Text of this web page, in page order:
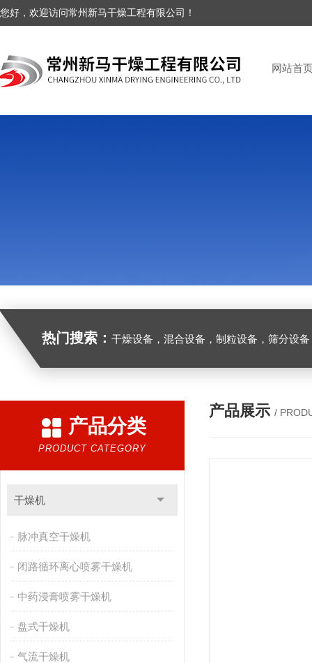
您好，欢迎访问常州新马干燥工程有限公司！
网站首
热门搜索： 干燥设备，混合设备，制粒设备，筛分设
产品分类
PRODUCT CATEGORY
干燥机
脉冲真空干燥机
闭路循环离心喷雾干燥机
中药浸膏喷雾干燥机
盘式干燥机
气流干燥机
产品展示 /